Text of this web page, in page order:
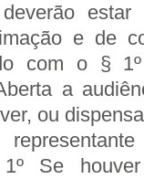
e de
com o §
a
ou
Se